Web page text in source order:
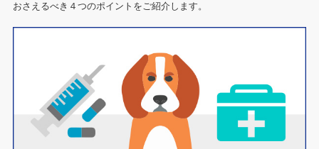
おさえるべき４つのポイントをご紹介します。